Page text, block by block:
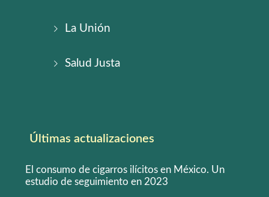
La Unión
Salud Justa
Últimas actualizaciones
El consumo de cigarros ilícitos en México. Un
estudio de seguimiento en 2023